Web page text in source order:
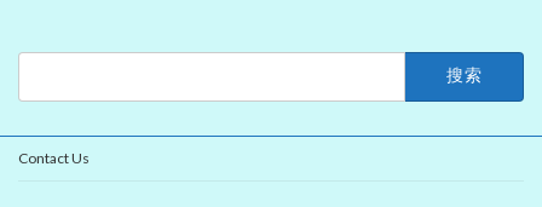
Contact Us